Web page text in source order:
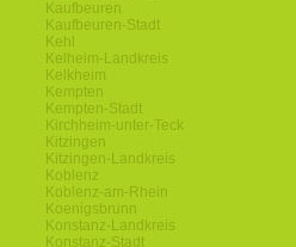
Kaufbeuren
Kaufbeuren-Stadt
Kehl
Kelheim-Landkreis
Kelkheim
Kempten
Kempten-Stadt
Kirchheim-unter-Teck
Kitzingen
Kitzingen-Landkreis
Koblenz
Koblenz-am-Rhein
Koenigsbrunn
Konstanz-Landkreis
Konstanz-Stadt